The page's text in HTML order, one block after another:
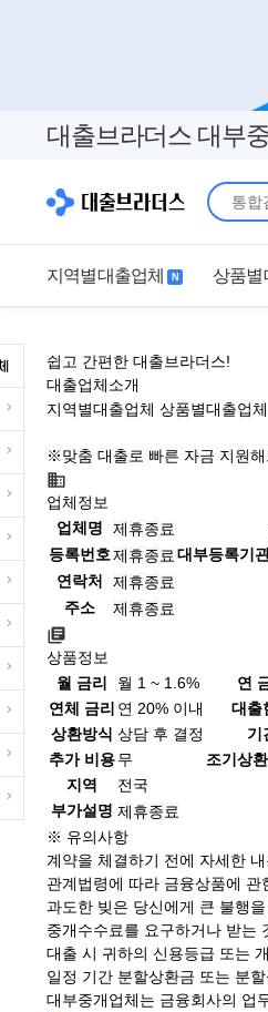
대출브라더스 대부
지역별대출업체 N 상품별
서울 경기
인천 부산
대구 더보기+
여성
연체자
쉽고 간편한 대출브라더스!
대출업체소개
지역별대출업체 상품별대출업체
※맞춤 대출로 빠른 자금 지원
업체정보
업체명
제휴종료
등록번호제휴종료 대부등록기
연락처
제휴종료
주소
제휴종료
상품정보
월 금리
월 1 ~ 1.6% 연
연체 금리 연 20% 이내 대출
상환방식 상담 후 결정 기
추가 비용무 조기상
지역
전국
부가설명 제휴종료
※ 유의사항
계약을 체결하기 전에 자세한
관계법령에 따라 금융상품에 관
과도한 빚은 당신에게 큰 불행
중개수수료를 요구하거나 받는
대출 시 귀하의 신용등급 또는
일정 기간 분할상환금 또는 분
대부중개업체는 금융회사의 업